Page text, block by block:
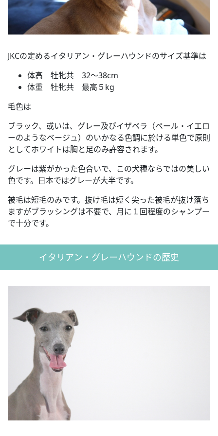
JKCの定めるイタリアン・グレーハウンドのサイズ基準は
体高 牡牝共 32～38cm
体重 牡牝共 最高５kg
毛色は
ブラック、或いは、グレー及びイザベラ（ペール・イエロ
ーのようなベージュ）のいかなる色調に於ける単色で原則
としてホワイトは胸と足のみ許容されます。
グレーは紫がかった色合いで、この犬種ならではの美しい
色です。日本ではグレーが大半です。
被毛は短毛のみです。抜け毛は短く尖った被毛が抜け落ち
ますがブラッシングは不要で、月に１回程度のシャンプー
で十分です。
イタリアン・グレーハウンドの歴史